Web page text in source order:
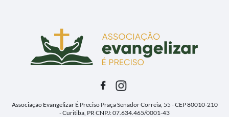
Associação Evangelizar É PrecisoPraça Senador Correia, 55 - CEP 80010-210
- Curitiba, PRCNPJ: 07.634.465/0001-43